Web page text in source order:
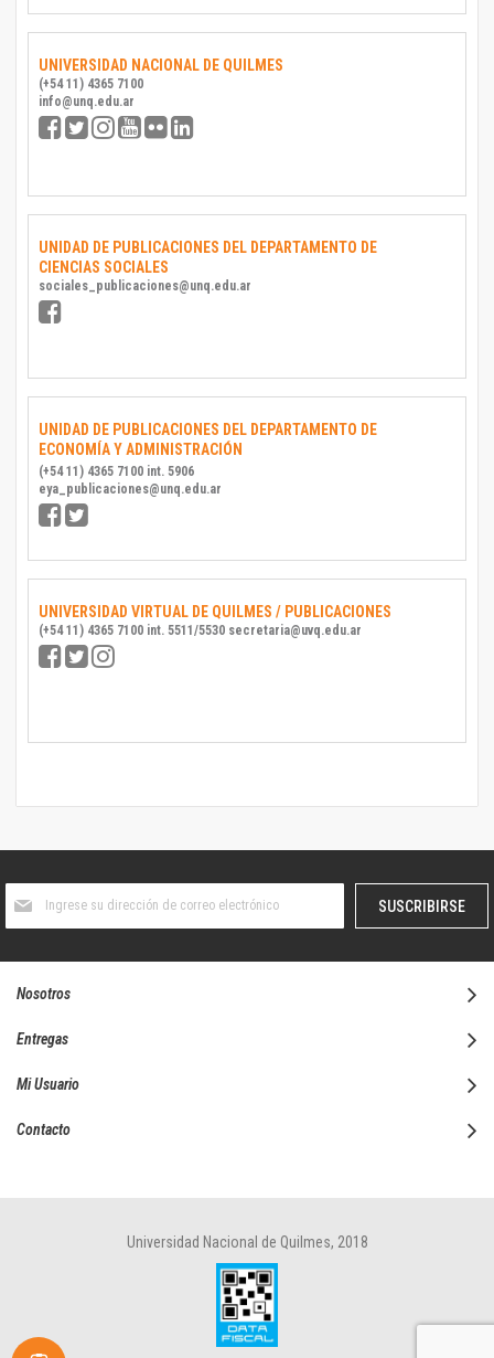
UNIVERSIDAD NACIONAL DE QUILMES
(+54 11) 4365 7100
info@unq.edu.ar
UNIDAD DE PUBLICACIONES DEL DEPARTAMENTO DE
CIENCIAS SOCIALES
sociales_publicaciones@unq.edu.ar
UNIDAD DE PUBLICACIONES DEL DEPARTAMENTO DE
ECONOMÍA Y ADMINISTRACIÓN
(+54 11) 4365 7100 int. 5906
eya_publicaciones@unq.edu.ar
UNIVERSIDAD VIRTUAL DE QUILMES / PUBLICACIONES
(+54 11) 4365 7100 int. 5511/5530 secretaria@uvq.edu.ar
boletín
SUSCRIBIRSE
Nosotros
Entregas
Mi Usuario
Contacto
Universidad Nacional de Quilmes, 2018